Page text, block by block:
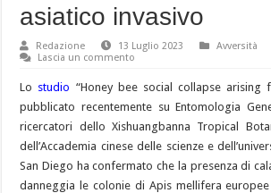
asiatico invasivo
Redazione 13 Luglio 2023
Avversità
Lascia un commento
Lo studio “Honey bee social collapse arising
pubblicato recentemente su Entomologia
ricercatori dello Xishuangbanna Tropical
dell’Accademia cinese delle scienze e
San Diego ha confermato che la presenza di
danneggia le colonie di Apis mellifera